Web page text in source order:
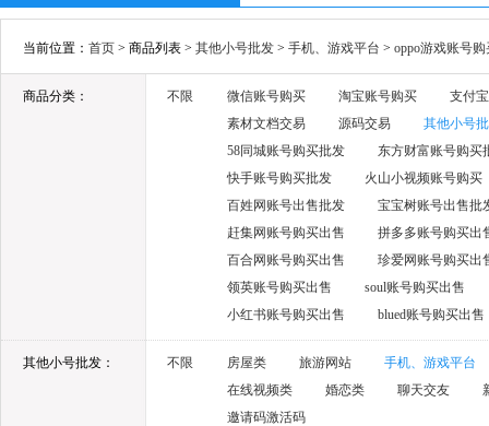
当前位置： 首页 > 商品列表 > 其他小号批发 > 手机、游戏平台 > oppo游戏账号
商品分类： 不限 微信账号购买 淘宝账号购买
支付
素材文档交易
源码交易
其他小号
58同城账号购买批发
东方财富账号购买
快手账号购买批发
火山小视频账号购买
百姓网账号出售批发
宝宝树账号出售批
赶集网账号购买出售
拼多多账号购买出
百合网账号购买出售
珍爱网账号购买出
领英账号购买出售
soul账号购买出售
小红书账号购买出售
blued账号购买出售
其他小号批发： 不限 房屋类 旅游网站
手机、游戏平台
在线视频类
婚恋类 聊天交友
邀请码激活码